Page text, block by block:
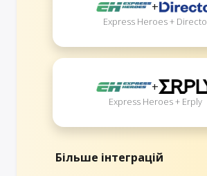
+
Express Heroes + Directo
+
Express Heroes + Erply
Більше інтеграцій